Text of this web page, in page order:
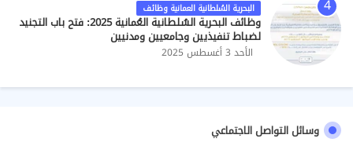
البحرية السُلطانية العمانية وظائف
وظائف البحرية السُلطانية العُمانية 2025: فتح باب التجنيد
لضباط تنفيذيين وجامعيين ومدنيين
الأحد 3 أغسطس 2025
وسائل التواصل الاجتماعي